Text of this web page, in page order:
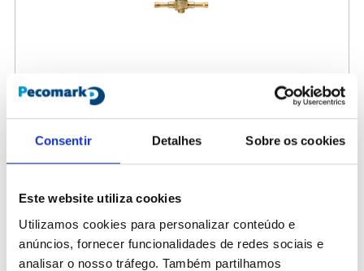
Consentir Detalhes Sobre os cookies
Este website utiliza cookies
Utilizamos cookies para personalizar conteúdo e
anúncios, fornecer funcionalidades de redes sociais e
analisar o nosso tráfego. Também partilhamos
Válvula solenoide Alco Controls NC 200RB6T4 1/2